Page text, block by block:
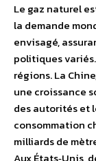
Le gaz naturel
la demande
envisagé,
politiques
régions. La
une croissance
des autorités et
consommation
milliards de